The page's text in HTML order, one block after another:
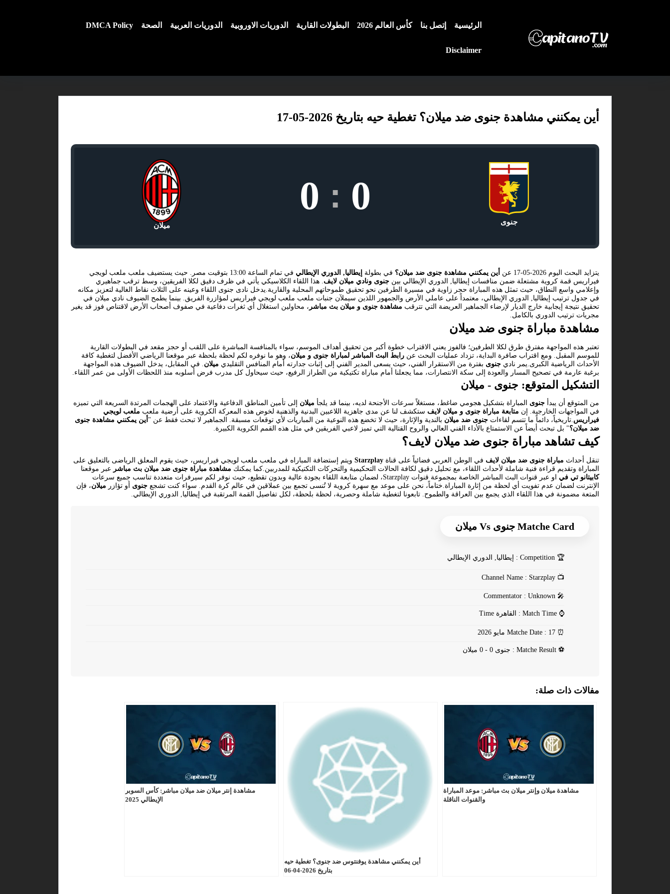
الرئيسية إتصل بنا كأس العالم 2026 البطولات القارية الدوريات الاوروبية الدوريات العربية الصحة DMCA Policy
Disclaimer
أين يمكنني مشاهدة جنوى ضد ميلان؟ تغطية حيه بتاريخ 2026-05-17
جنوى
0
:
0
ميلان
يتزايد البحث اليوم 2026-05-17 عن أين يمكنني مشاهدة جنوى ضد ميلان؟ في بطولة إيطاليا, الدوري الإيطالي
في تمام الساعة 13:00 بتوقيت مصر. حيث يستضيف ملعب ملعب لويجي
فيراريس قمة كروية مشتعلة ضمن منافسات إيطاليا, الدوري الإيطالي بين جنوى ونادي ميلان لايف. هذا اللقاء الكلاسيكي يأتي في ظرف دقيق لكلا الفريقين، وسط ترقب جماهيري
وإعلامي واسع النطاق، حيث تمثل هذه المباراة حجر زاوية في مسيرة الطرفين نحو تحقيق طموحاتهم المحلية والقارية.يدخل نادى جنوى اللقاء وعينه على الثلاث نقاط الغالية لتعزيز مكانه
في جدول ترتيب إيطاليا, الدوري الإيطالي، معتمداً على عاملي الأرض والجمهور اللذين سيملآن جنبات ملعب ملعب لويجي فيراريس لمؤازرة الفريق. بينما يطمح الضيوف نادي ميلان في
تحقيق نتيجة إيجابية خارج الديار لإرضاء الجماهير العريضة التي تترقب مشاهدة جنوى و ميلان بث مباشر ، محاولين استغلال أي ثغرات دفاعية في صفوف أصحاب الأرض لاقتناص فوز قد يغير
مجريات ترتيب الدوري بالكامل.
مشاهدة مباراة جنوى ضد ميلان
تعتبر هذه المواجهة مفترق طرق لكلا الطرفين؛ فالفوز يعني الاقتراب خطوة أكبر من تحقيق أهداف الموسم، سواء بالمنافسة المباشرة على اللقب أو حجز مقعد في البطولات القارية
للموسم المقبل. ومع اقتراب صافرة البداية، تزداد عمليات البحث عن رابط البث المباشر لمباراة جنوى و ميلان، وهو ما نوفره لكم لحظة بلحظة عبر موقعنا الرياضي الأفضل لتغطية كافة
الأحداث الرياضية الكبرى.يمر نادي جنوى بفترة من الاستقرار الفني، حيث يسعى المدير الفني إلى إثبات جدارته أمام المنافس التقليدي ميلان. في المقابل، يدخل الضيوف هذه المواجهة
برغبة عارمة في تصحيح المسار والعودة إلى سكة الانتصارات، مما يجعلنا أمام مباراة تكتيكية من الطراز الرفيع، حيث سيحاول كل مدرب فرض أسلوبه منذ اللحظات الأولى من عمر اللقاء.
التشكيل المتوقع: جنوى - ميلان
من المتوقع أن يبدأ جنوى المباراة بتشكيل هجومي ضاغط، مستغلاً سرعات الأجنحة لديه، بينما قد يلجأ ميلان إلى تأمين المناطق الدفاعية والاعتماد على الهجمات المرتدة السريعة التي تميزه
في المواجهات الخارجية. إن متابعة مباراة جنوى و ميلان لايف ستكشف لنا عن مدى جاهزية اللاعبين البدنية والذهنية لخوض هذه المعركة الكروية على أرضية ملعب ملعب لويجي
فيراريس.تاريخياً، دائماً ما تتسم لقاءات جنوى ضد ميلان بالندية والإثارة، حيث لا تخضع هذه النوعية من المباريات لأي توقعات مسبقة. الجماهير لا تبحث فقط عن " أين يمكنني مشاهدة جنوى
ضد ميلان؟" بل تبحث أيضاً عن الاستمتاع بالأداء الفني العالي والروح القتالية التي تميز لاعبي الفريقين في مثل هذه القمم الكروية الكبيرة.
كيف تشاهد مباراة جنوى ضد ميلان لايف؟
تنقل أحداث مباراة جنوى ضد ميلان لايف في الوطن العربي فضائياً على قناة Starzplay ويتم إستضافة المباراه في ملعب ملعب لويجي فيراريس، حيث يقوم المعلق الرياضى بالتعليق على
المباراة وتقديم قراءة فنية شاملة لأحداث اللقاء، مع تحليل دقيق لكافة الحالات التحكيمية والتحركات التكتيكية للمدربين.كما يمكنك مشاهدة مباراة جنوى ضد ميلان بث مباشر عبر موقعنا
كابيتانو تي في
او عبر قنوات البث المباشر الخاصة بمجموعة قنوات Starzplay، لضمان متابعة اللقاء بجودة عالية وبدون تقطيع، حيث نوفر لكم سيرفرات متعددة تناسب جميع سرعات
الإنترنت لضمان عدم تفويت أي لحظة من إثارة المباراة.ختاماً، نحن على موعد مع سهرة كروية لا تُنسى تجمع بين عملاقين في عالم كرة القدم. سواء كنت تشجع جنوى أو تؤازر ميلان، فإن
المتعة مضمونة في هذا اللقاء الذي يجمع بين العراقة والطموح. تابعونا لتغطية شاملة وحصرية، لحظة بلحظة، لكل تفاصيل القمة المرتقبة في إيطاليا, الدوري الإيطالي.
Matche Card جنوى Vs ميلان
🏆
📺
🎤
⌚
⏰
⚽
مفالات ذات صلة:
مشاهدة ميلان وإنتر ميلان بث مباشر: موعد المباراة
والقنوات الناقلة
أين يمكنني مشاهدة يوفنتوس ضد جنوى؟ تغطية حيه
بتاريخ 2026-04-06
مشاهدة إنتر ميلان ضد ميلان مباشر: كأس السوبر
الإيطالي 2025